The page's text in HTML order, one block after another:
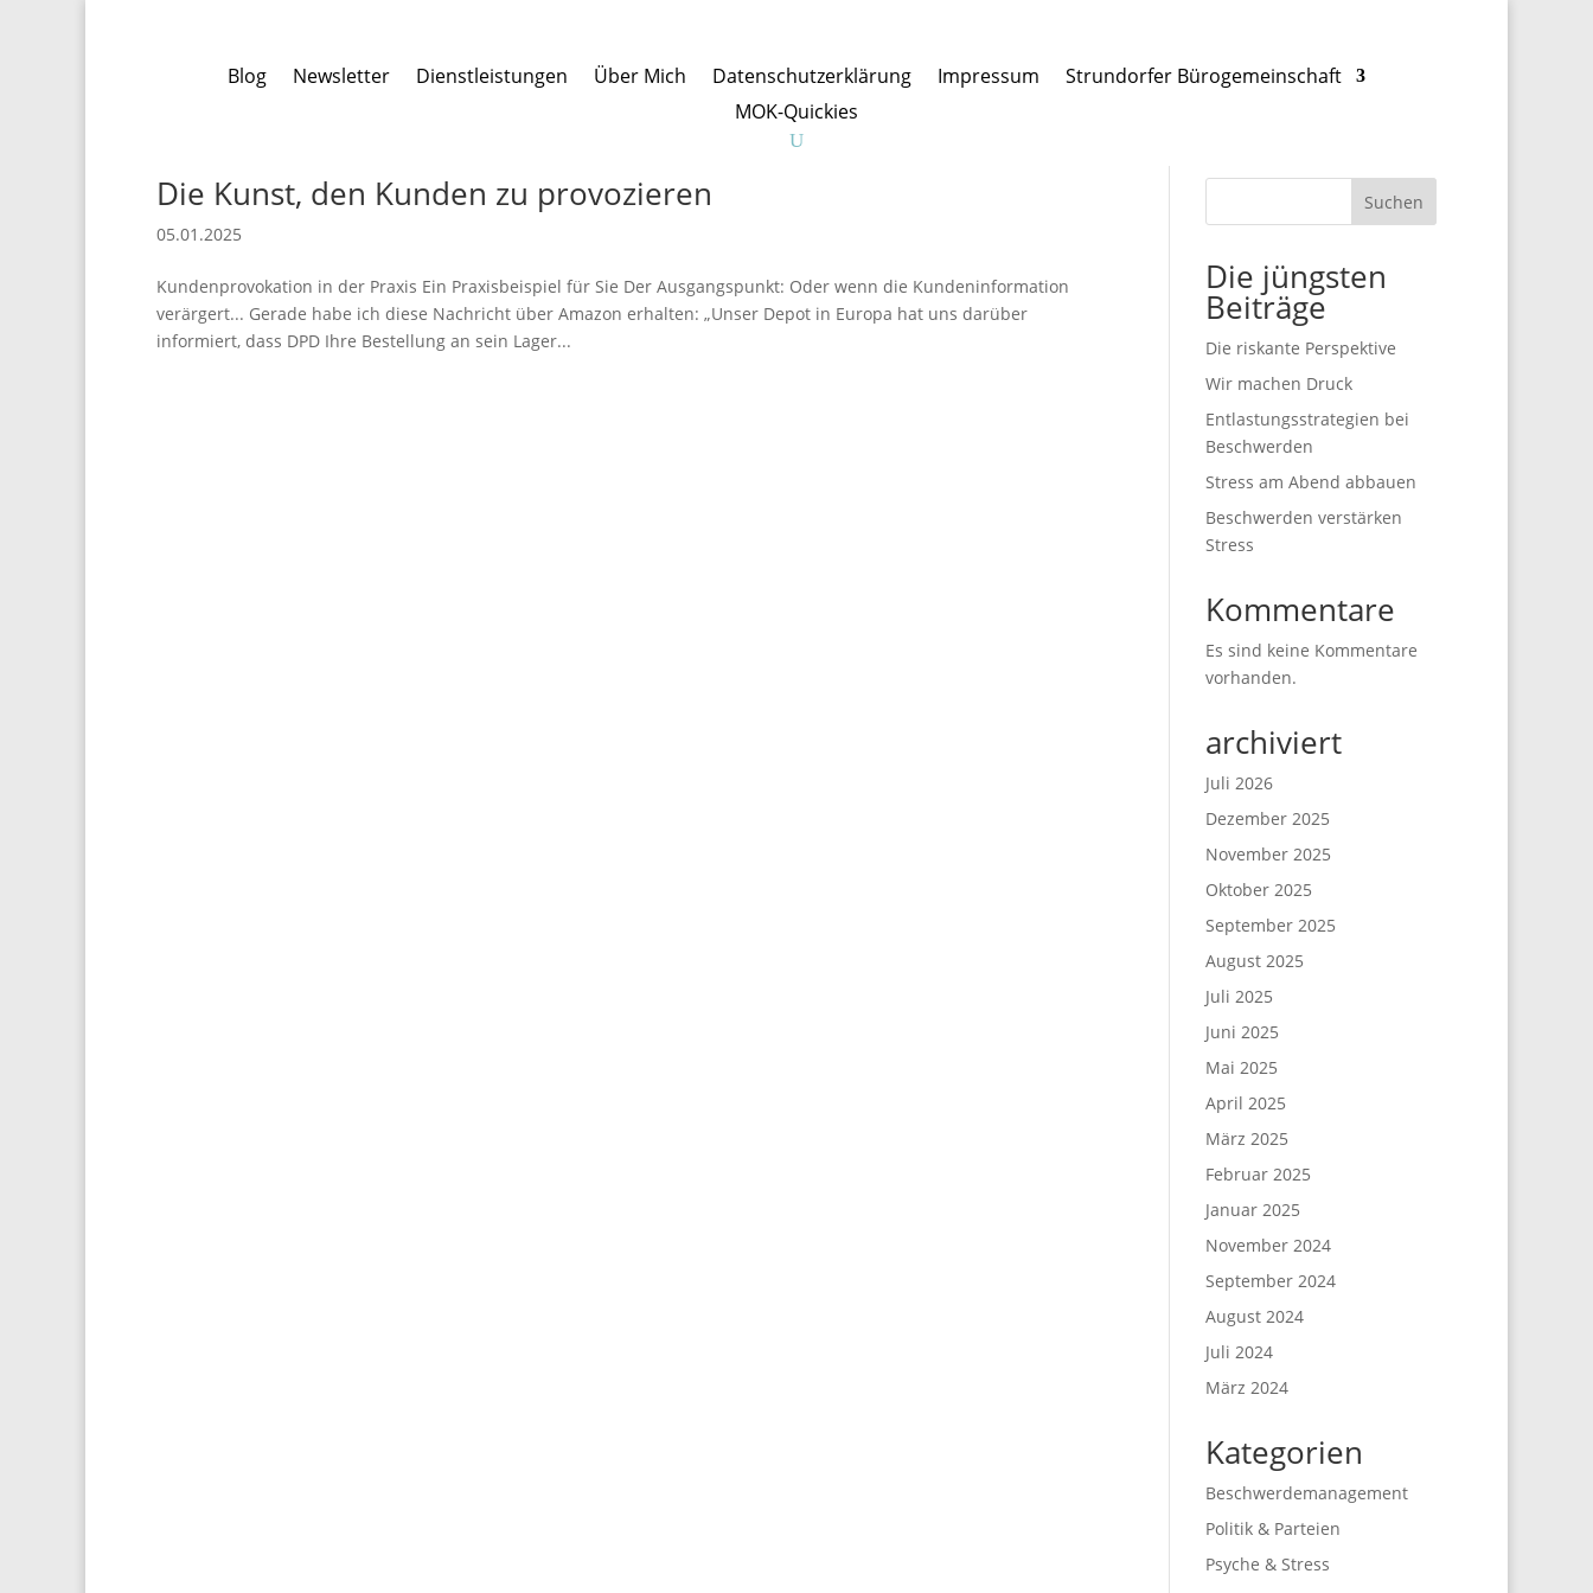
Blog Newsletter Dienstleistungen Über Mich Datenschutzerklärung Impressum
Strundorfer Bürogemeinschaft
MOK-Quickies
Die Kunst, den Kunden zu provozieren
05.01.2025
Kundenprovokation in der Praxis Ein Praxisbeispiel für Sie Der Ausgangspunkt: Oder wenn die Kundeninformation
verärgert... Gerade habe ich diese Nachricht über Amazon erhalten: „Unser Depot in Europa hat uns darüber
informiert, dass DPD Ihre Bestellung an sein Lager...
Suchen
Die jüngsten
Beiträge
Die riskante Perspektive
Wir machen Druck
Entlastungsstrategien bei
Beschwerden
Stress am Abend abbauen
Beschwerden verstärken
Stress
Kommentare
Es sind keine Kommentare
vorhanden.
archiviert
Juli 2026
Dezember 2025
November 2025
Oktober 2025
September 2025
August 2025
Juli 2025
Juni 2025
Mai 2025
April 2025
März 2025
Februar 2025
Januar 2025
November 2024
September 2024
August 2024
Juli 2024
März 2024
Kategorien
Beschwerdemanagement
Politik & Parteien
Psyche & Stress